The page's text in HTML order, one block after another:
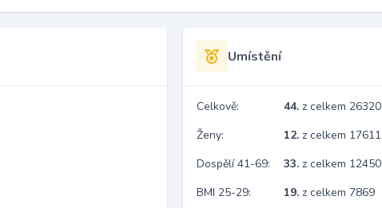
Umístění
Celkově: 44. z celkem 26320
Ženy:
12. z celkem 17611
Dospělí 41-69:
33. z celkem 12450
BMI 25-29:
19. z celkem 7869